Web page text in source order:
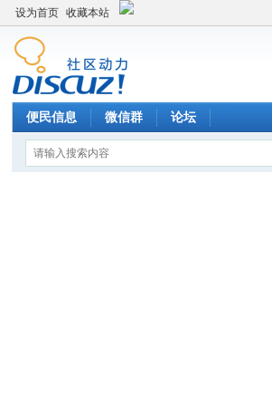
设为首页 收藏本站
便民信息 微信群 论坛